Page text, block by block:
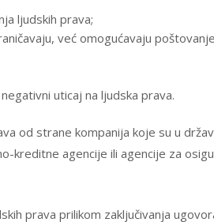
ljudskih prava;
već omogućavaju
uticaj na ljudska prava.
od strane kompanija koje su u
kreditne agencije ili agencije za
prava prilikom zaključivanja